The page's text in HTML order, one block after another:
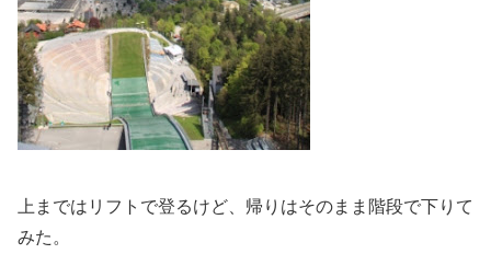
上まではリフトで登るけど、帰りはそのまま階段で下りて
みた。